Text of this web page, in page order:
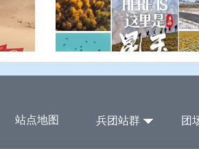
站点地图 兵团站群 团